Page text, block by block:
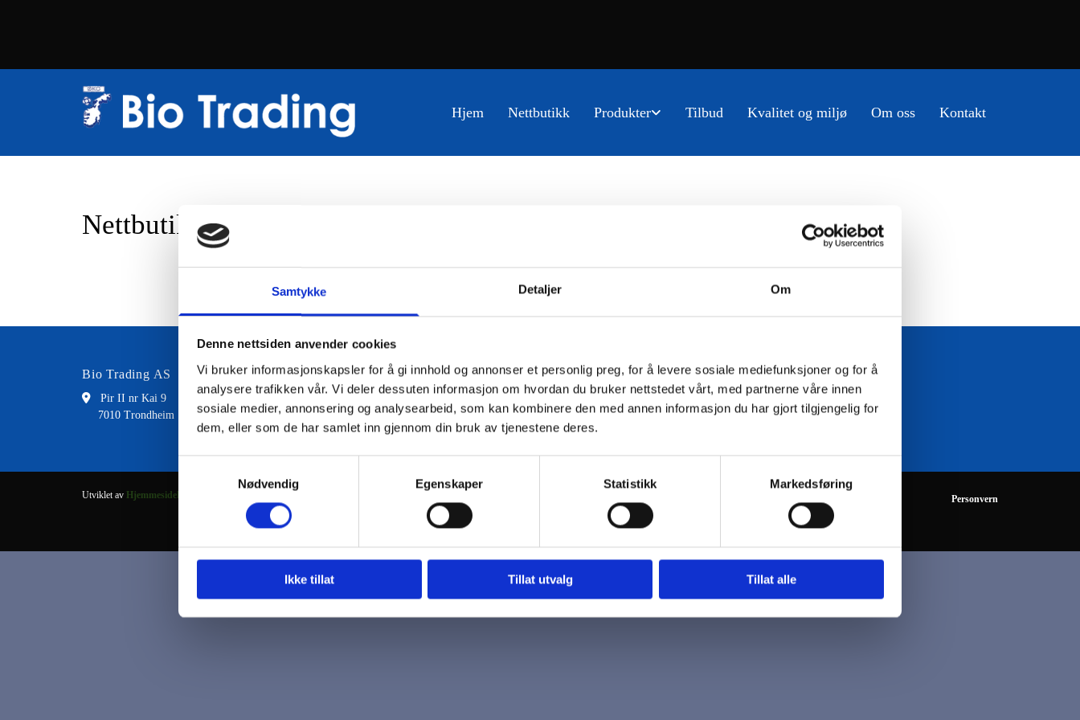
Samtykke Detaljer Om
Denne nettsiden anvender cookies
Vi bruker informasjonskapsler for å gi innhold og annonser et personlig preg, for å levere sosiale mediefunksjoner og for å
analysere trafikken vår. Vi deler dessuten informasjon om hvordan du bruker nettstedet vårt, med partnerne våre innen
sosiale medier, annonsering og analysearbeid, som kan kombinere den med annen informasjon du har gjort tilgjengelig for
dem, eller som de har samlet inn gjennom din bruk av tjenestene deres.
Nødvendig
Egenskaper Statistikk Markedsføring
Ikke tillat Tillat utvalg Tillat alle
Hjem Nettbutikk Produkter Tilbud Kvalitet og miljø Om oss Kontakt
Nettbutikk
Bio Trading AS
 Pir II nr Kai 9
7010 Trondheim
Kontakt oss
 frank@biotrading.no
Åpningstider
Utviklet av Hjemmesidehuset Personvern